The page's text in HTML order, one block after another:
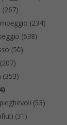
(267)
(234)
(638)
(50)
(353)
(53)
(31)